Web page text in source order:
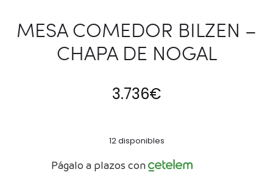
MESA COMEDOR BILZEN –
CHAPA DE NOGAL
3.736€
12 disponibles
Págalo a plazos con